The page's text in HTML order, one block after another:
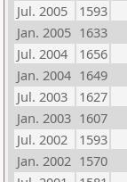
Jul. 2005
1593
Jan. 2005 1633
Jul. 2004
1656
Jan. 2004 1649
Jul. 2003
1627
Jan. 2003 1607
Jul. 2002
1593
Jan. 2002 1570